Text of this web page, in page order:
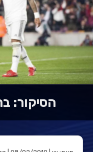
הסיקור: